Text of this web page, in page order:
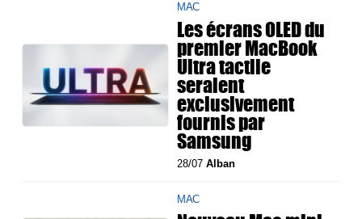
MAC
Les écrans OLED du
premier MacBook
Ultra tactile
seraient
exclusivement
fournis par
Samsung
28/07Alban
MAC